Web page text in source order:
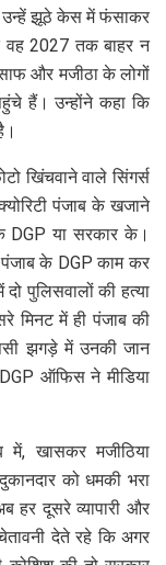
उन्हें झूठे केस में फंसाकर
वह 2027 तक बाहर न
और मजीठा के लोगों
हैं। उन्होंने कहा कि
खिंचवाने वाले सिंगर्स
पंजाब के खजाने
DGP या सरकार के।
पंजाब के DGP काम कर
पुलिसवालों की हत्या
मिनट में ही पंजाब की
झगड़े में उनकी जान
ऑफिस ने मीडिया
खासकर मजीठिया
को धमकी भरा
हर दूसरे व्यापारी और
देते रहे कि अगर